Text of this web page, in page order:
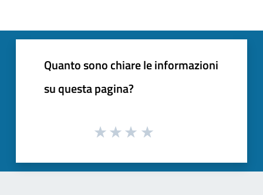
Quanto sono chiare le informazioni
su questa pagina?